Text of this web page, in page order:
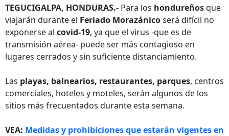
TEGUCIGALPA, HONDURAS.- Para los hondureñosque
viajarán durante el Feriado Morazánicoserá difícil no
exponerse al covid-19, ya que el virus -que es de
transmisión aérea- puede ser más contagioso en
lugares cerrados y sin suficiente distanciamiento.
Las playas, balnearios, restaurantes, parques, centros
comerciales, hoteles y moteles, serán algunos de los
sitios más frecuentados durante esta semana.
VEA: Medidas y prohibiciones que estarán vigentes en